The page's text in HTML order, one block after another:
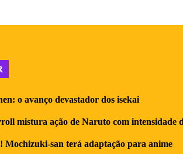
o avanço devastador dos isekai
mistura ação de Naruto com intensidade
Mochizuki-san terá adaptação para anime